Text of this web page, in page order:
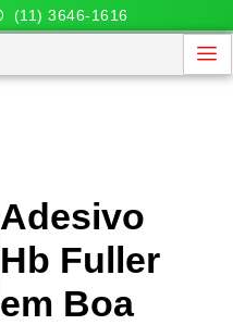
(11) 3646-1616
Adesivo
Hb Fuller
em Boa